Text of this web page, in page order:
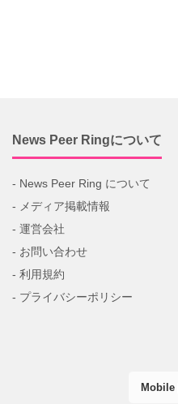
News Peer Ringについて
- News Peer Ring について
- メディア掲載情報
- 運営会社
- お問い合わせ
- 利用規約
- プライバシーポリシー
Mobile|